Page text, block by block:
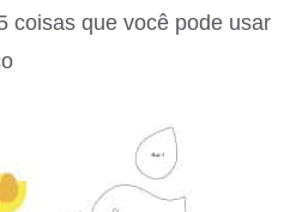
coisas que você pode usar